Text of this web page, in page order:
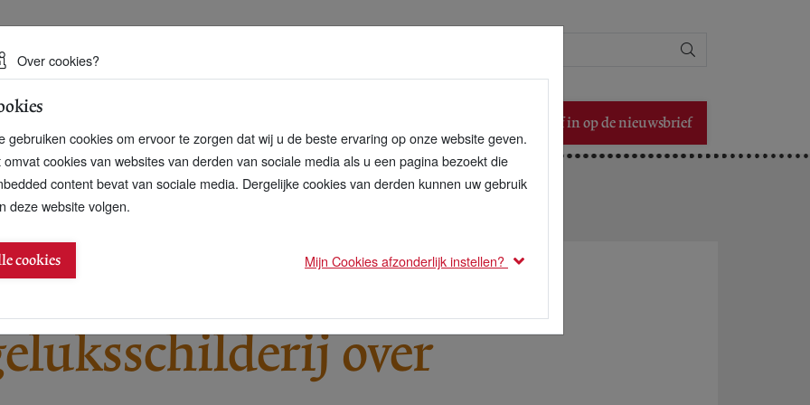
duurzame toekomst
Schrijf in op de nieuwsbrief
in P+?
over
Over cookies?
gebruiken cookies om ervoor te zorgen dat wij u de beste ervaring op onze website geven.
omvat cookies van websites van derden van sociale media als u een pagina bezoekt die
content bevat van sociale media. Dergelijke cookies van derden kunnen uw gebruik
deze website volgen.
cookies Mijn Cookies afzonderlijk instellen?